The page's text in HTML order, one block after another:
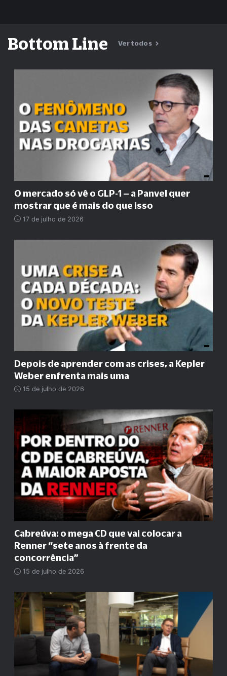
Bottom Line Ver todos
O mercado só vê o GLP-1 – a Panvel quer
mostrar que é mais do que isso
17 de julho de 2026
Depois de aprender com as crises, a Kepler
Weber enfrenta mais uma
15 de julho de 2026
Cabreúva: o mega CD que vai colocar a
Renner“sete anos à frente da
concorrência”
15 de julho de 2026